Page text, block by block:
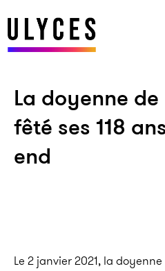
La doyenne
fêté ses 118
end
Le 2 janvier 2021, la